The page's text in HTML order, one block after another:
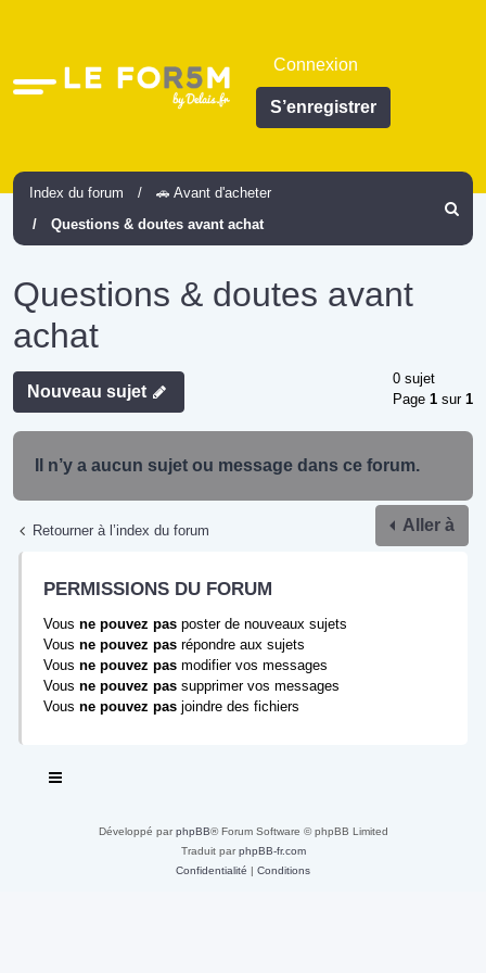
Accès
Connexion
S’enregistrer
Index du forum
🚗 Avant d'acheter
Questions & doutes avant achat
Questions & doutes avant
achat
Nouveau sujet
0 sujet
Page 1 sur 1
Il n’y a aucun sujet ou message dans ce forum.
Retourner à l’index du forum Aller à
PERMISSIONS DU FORUM
Vous ne pouvez pas poster de nouveaux sujets
Vous ne pouvez pas répondre aux sujets
Vous ne pouvez pas modifier vos messages
Vous ne pouvez pas supprimer vos messages
Vous ne pouvez pas joindre des fichiers
Développé parphpBB® Forum Software © phpBB Limited
Traduit parphpBB-fr.com
Confidentialité
Conditions